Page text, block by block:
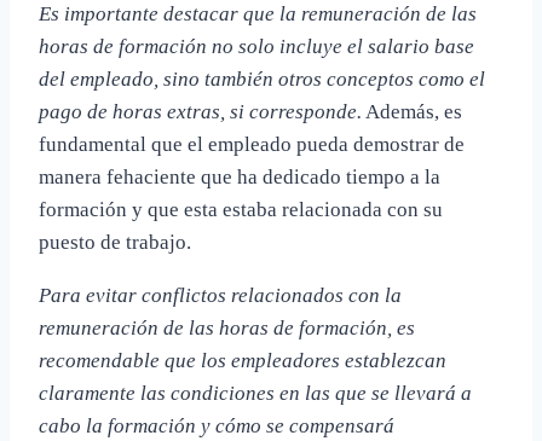
Es importante destacar que la remuneración de las
horas de formación no solo incluye el salario base
del empleado, sino también otros conceptos como el
pago de horas extras, si corresponde. Además, es
fundamental que el empleado pueda demostrar de
manera fehaciente que ha dedicado tiempo a la
formación y que esta estaba relacionada con su
puesto de trabajo.
Para evitar conflictos relacionados con la
remuneración de las horas de formación, es
recomendable que los empleadores establezcan
claramente las condiciones en las que se llevará a
cabo la formación y cómo se compensará